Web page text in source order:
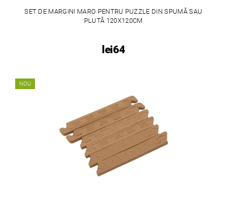
SET DE MARGINI MARO PENTRU PUZZLE DIN SPUMĂ SAU
PLUTĂ 120X120CM
lei64
NOU